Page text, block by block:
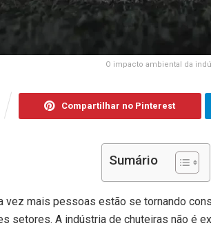
O impacto ambiental da
Compartilhar no Pinterest
Sumário
vez mais pessoas estão se tornando
setores. A indústria de chuteiras não é